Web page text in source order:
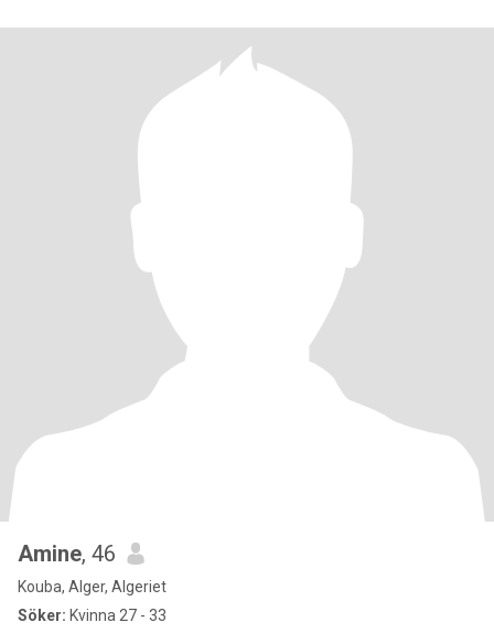
Amine, 46
Kouba, Alger, Algeriet
Söker: Kvinna 27 - 33